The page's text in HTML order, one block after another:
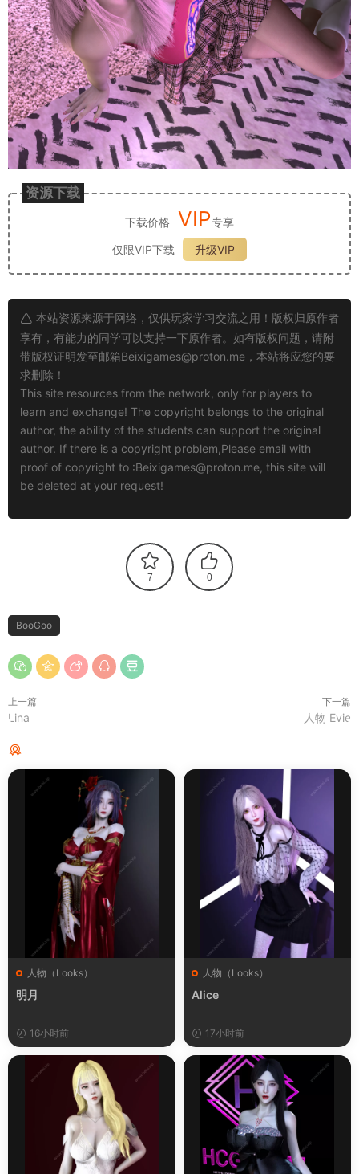
资源下载
下载价格 VIP专享
仅限VIP下载
升级VIP
本站资源来源于网络，仅供玩家学习交流之用！版权归原作者
享有，有能力的同学可以支持一下原作者。如有版权问题，请附
带版权证明发至邮箱Beixigames@proton.me ，本站将应您的要
求删除！
This site resources from the network, only for players to
learn and exchange! The copyright belongs to the original
author, the ability of the students can support the original
author. If there is a copyright problem,Please email with
proof of copyright to :Beixigames@proton.me, this site will
be deleted at your request!
7 0
BooGoo
上一篇
Lina
下一篇
人物 Evie
人物（Looks）
明月
16小时前
人物（Looks）
Alice
17小时前